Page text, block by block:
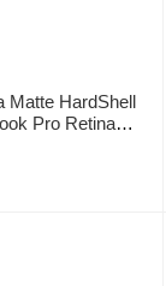
Matte HardShell
Pro Retina